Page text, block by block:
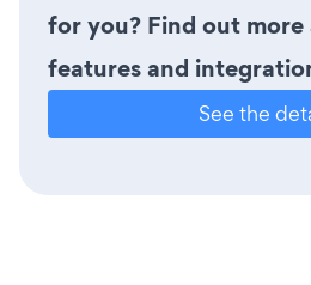
for you? Find out
features and
See the